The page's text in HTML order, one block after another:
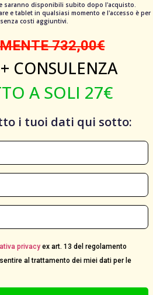
disponibili subito dopo l'acquisto.
e tablet in qualsiasi momento e l'accesso è per
costi aggiuntivi.
732,00€
CONSULENZA
A SOLI 27€
i tuoi dati qui sotto:
privacy ex art. 13 del regolamento
al trattamento dei miei dati per le